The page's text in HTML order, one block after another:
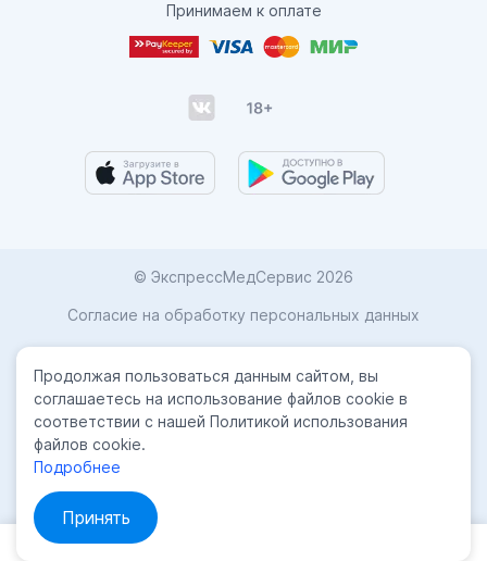
Принимаем к оплате
© ЭкспрессМедСервис 2026
Согласие на обработку персональных данных
Карта сайта
Политика конфиденциальности
Лицензиии
Продолжая пользоваться данным сайтом, вы
соглашаетесь на использование файлов cookie в
соответствии с нашей Политикой использования
файлов cookie.
Подробнее
Принять